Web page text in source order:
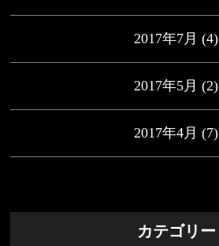
2017年7月 (4)
2017年5月 (2)
2017年4月 (7)
カテゴリー